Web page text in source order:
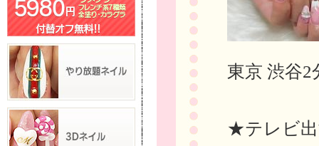
東京 渋谷
★テレビ